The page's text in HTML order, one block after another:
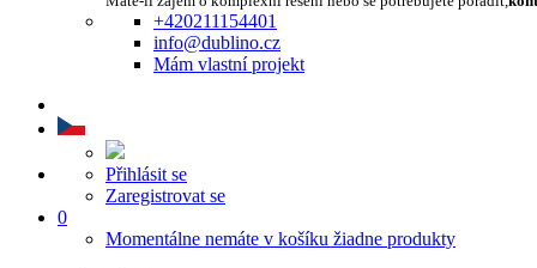
+420211154401
info@dublino.cz
Mám vlastní projekt
Přihlásit se
Zaregistrovat se
0
Momentálne nemáte v košíku žiadne produkty